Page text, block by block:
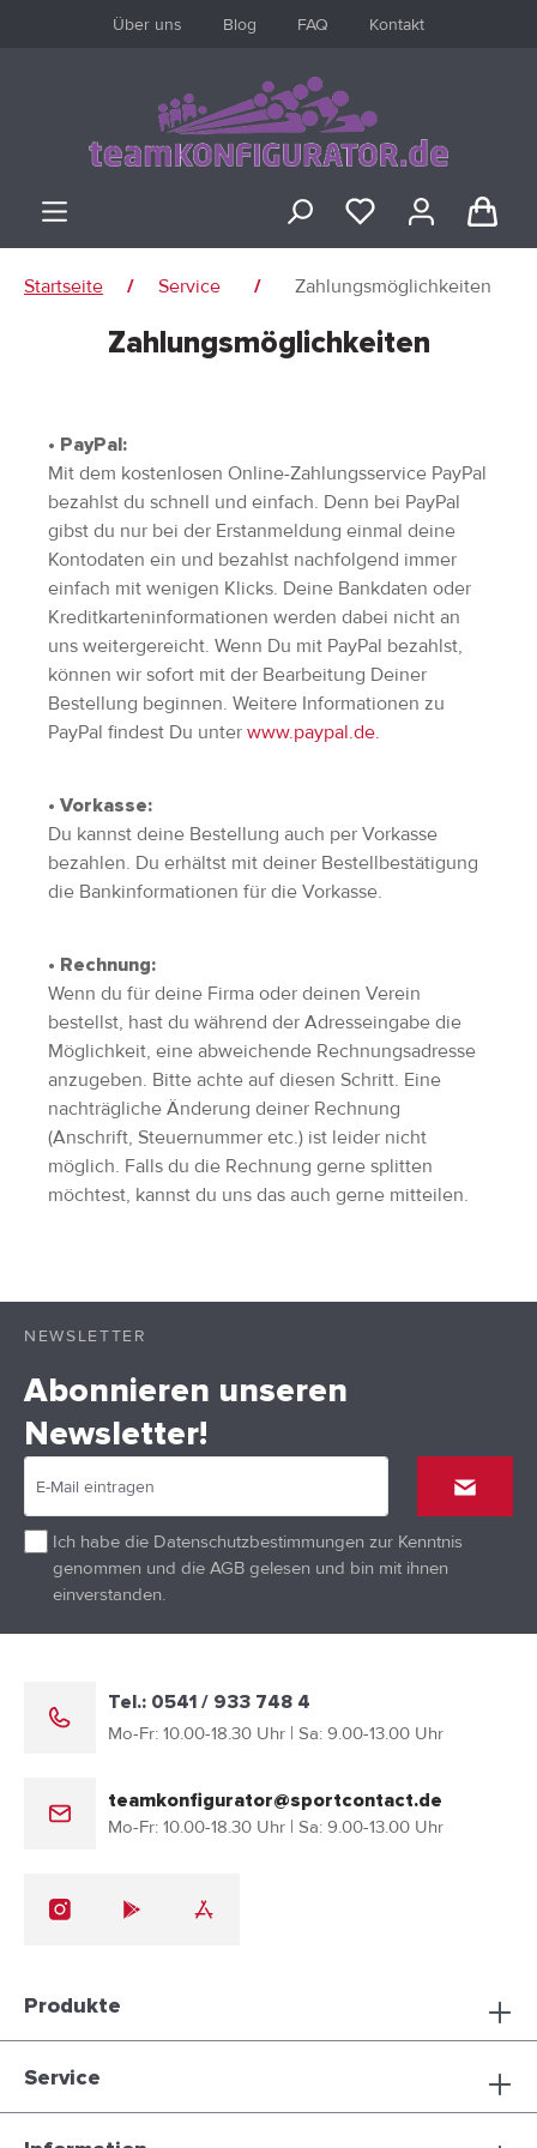
springenÜber uns Blog FAQ Kontakt
ANMELDEN
Übersicht
Persönliches Profil
Adressen
Zahlungsarten
Bestellungen
Widerruf erklären
Startseite / Service / Zahlungsmöglichkeiten
Zahlungsmöglichkeiten
• PayPal:
Mit dem kostenlosen Online-Zahlungsservice PayPal
bezahlst du schnell und einfach. Denn bei PayPal
gibst du nur bei der Erstanmeldung einmal deine
Kontodaten ein und bezahlst nachfolgend immer
einfach mit wenigen Klicks. Deine Bankdaten oder
Kreditkarteninformationen werden dabei nicht an
uns weitergereicht. Wenn Du mit PayPal bezahlst,
können wir sofort mit der Bearbeitung Deiner
Bestellung beginnen. Weitere Informationen zu
PayPal findest Du unter www.paypal.de.
• Vorkasse:
Du kannst deine Bestellung auch per Vorkasse
bezahlen. Du erhältst mit deiner Bestellbestätigung
die Bankinformationen für die Vorkasse.
• Rechnung:
Wenn du für deine Firma oder deinen Verein
bestellst, hast du während der Adresseingabe die
Möglichkeit, eine abweichende Rechnungsadresse
anzugeben. Bitte achte auf diesen Schritt. Eine
nachträgliche Änderung deiner Rechnung
(Anschrift, Steuernummer etc.) ist leider nicht
möglich. Falls du die Rechnung gerne splitten
möchtest, kannst du uns das auch gerne mitteilen.
NEWSLETTER
Abonnieren unseren
Newsletter!
Ich habe die Datenschutzbestimmungen zur Kenntnis
genommen und die AGB gelesen und bin mit ihnen
einverstanden.
Tel.: 0541 / 933 748 4
Mo-Fr: 10.00-18.30 Uhr | Sa: 9.00-13.00 Uhr
teamkonfigurator@sportcontact.de
Mo-Fr: 10.00-18.30 Uhr | Sa: 9.00-13.00 Uhr
Produkte
Service